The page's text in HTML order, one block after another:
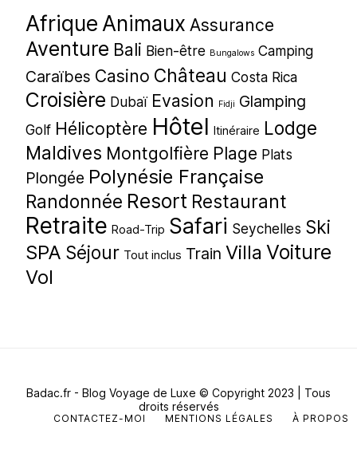
Afrique Animaux Assurance
Aventure Bali Bien-être Bungalows Camping
Caraïbes Casino Château Costa Rica
Croisière Dubaï Evasion Fidji Glamping
Golf Hélicoptère Hôtel Itinéraire Lodge
Maldives Montgolfière Plage Plats
Plongée Polynésie Française
Randonnée Resort Restaurant
Retraite Road-Trip Safari Seychelles Ski
SPA Séjour Tout inclus Train Villa Voiture
Vol
Badac.fr - Blog Voyage de Luxe © Copyright 2023 | Tous
droits réservés
CONTACTEZ-MOI MENTIONS LÉGALES À PROPOS